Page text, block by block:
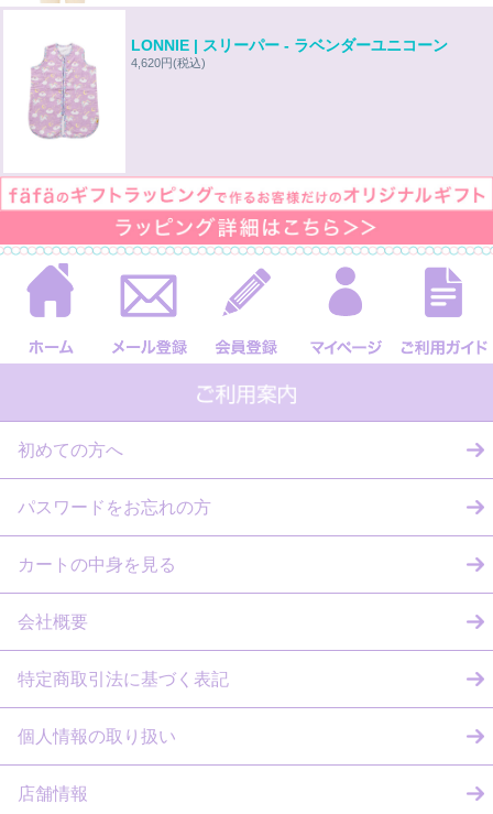
LONNIE | スリーパー - ラベンダーユニコーン
4,620円(税込)
初めての方へ
パスワードをお忘れの方
カートの中身を見る
会社概要
特定商取引法に基づく表記
個人情報の取り扱い
店舗情報